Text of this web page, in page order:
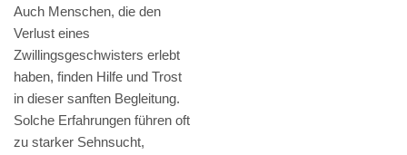
Auch Menschen, die den
Verlust eines
Zwillingsgeschwisters erlebt
haben, finden Hilfe und Trost
in dieser sanften Begleitung.
Solche Erfahrungen führen oft
zu starker Sehnsucht,